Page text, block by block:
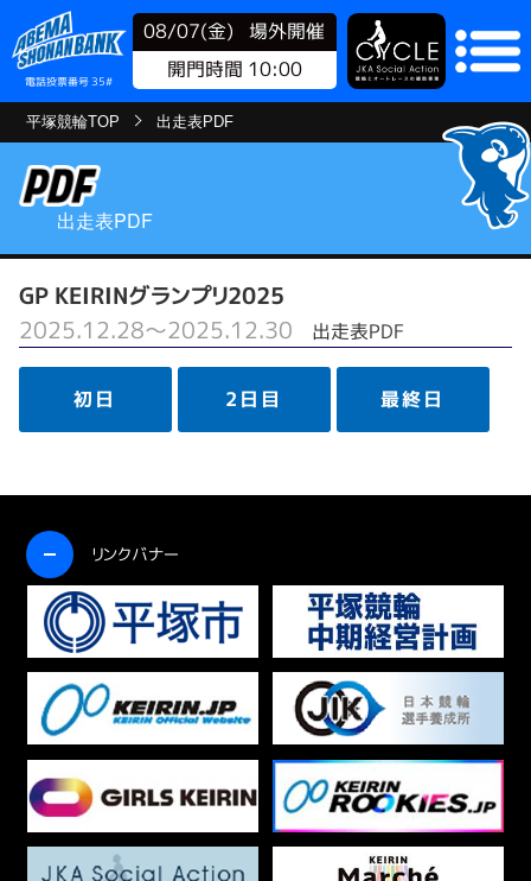
電話投票番号 35#
08/07(金)
場外開催
開門時間 10:00
平塚競輪TOP 出走表PDF
出走表PDF
GP KEIRINグランプリ2025
2025.12.28～2025.12.30
出走表PDF
初日 2日目 最終日
リンクバナー
開く